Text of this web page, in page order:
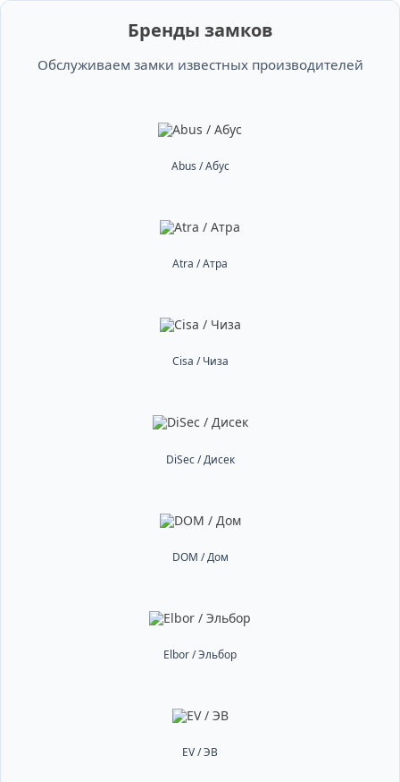
Бренды замков
Обслуживаем замки известных производителей
Abus / Абус
Atra / Атра
Cisa / Чиза
DiSec / Дисек
DOM / Дом
Elbor / Эльбор
EV / ЭВ